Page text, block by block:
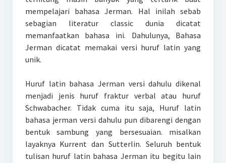
mempelajari bahasa Jerman. Hal inilah sebab
sebagian literatur classic dunia dicatat
memanfaatkan bahasa ini. Dahulunya, Bahasa
Jerman dicatat memakai versi huruf latin yang
unik.
Huruf latin bahasa Jerman versi dahulu dikenal
menjadi jenis huruf fraktur verbal atau huruf
Schwabacher. Tidak cuma itu saja, Huruf latin
bahasa jerman versi dahulu pun dibarengi dengan
bentuk sambung yang bersesuaian. misalkan
layaknya Kurrent dan Sutterlin. Seluruh bentuk
tulisan huruf latin bahasa Jerman itu begitu lain